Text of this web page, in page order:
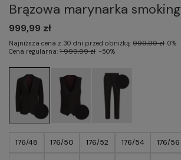
Brązowa marynarka
176/48 176/50 176/52 176/54 176/56
999,99 zł
Najniższa cena z 30 dni przed obniżką: 999,99 zł 0%
Cena regularna: 1 999,99 zł -50%